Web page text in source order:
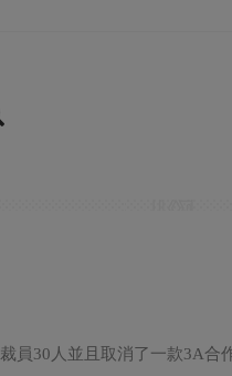
員30人並且取消了一款3A合